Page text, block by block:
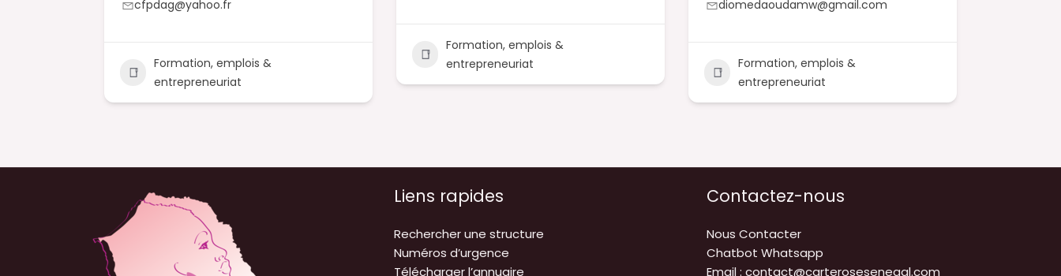
cfpdag@yahoo.fr
Formation, emplois &
entrepreneuriat
Formation, emplois &
entrepreneuriat
diomedaoudamw@gmail.com
Formation, emplois &
entrepreneuriat
Liens rapides
Rechercher une structure
Numéros d’urgence
Télécharger l’annuaire
Contactez-nous
Nous Contacter
Chatbot Whatsapp
Email : contact@carterosesenegal.com